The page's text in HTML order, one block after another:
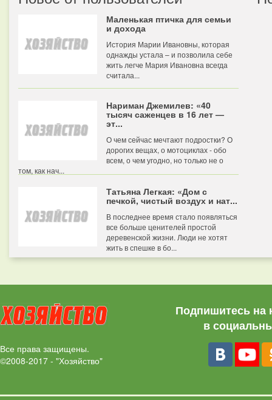
Маленькая птичка для семьи
и дохода
История Марии Ивановны, которая
однажды устала – и позволила себе
жить легче Мария Ивановна всегда
считала...
Нариман Джемилев: «40
тысяч саженцев в 16 лет —
эт...
О чем сейчас мечтают подростки? О
дорогих вещах, о мотоциклах - обо
всем, о чем угодно, но только не о
том, как нач...
Татьяна Легкая: «Дом с
печкой, чистый воздух и нат...
В последнее время стало появляться
все больше ценителей простой
деревенской жизни. Люди не хотят
жить в спешке в бо...
Все права защищены.
©2008-2017 - "Хозяйство"
Подпишитесь на
в